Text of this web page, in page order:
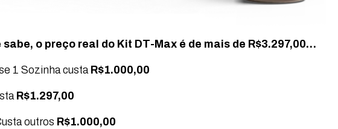
sabe, o preço real do Kit DT-Max é de mais de R$3.297,00…
1 Sozinha custa R$1.000,00
R$1.297,00
outros R$1.000,00